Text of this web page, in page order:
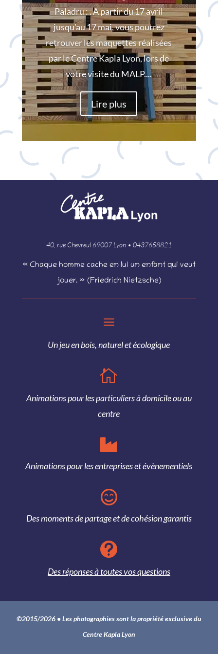
Paladru : . A partir du 17 avril
jusqu'au 17 mai, vous pourrez
retrouver les maquettes réalisées
par le Centre Kapla Lyon, lors de
votre visite du MALP....
Lire plus
40, rue Chevreul 69007 Lyon • 0437658821
« Chaque homme cache en lui un enfant qui veut
jouer. » (Friedrich Nietzsche)
a
Un jeu en bois, naturel et écologique

Animations pour les particuliers à domicile ou au
centre

Animations pour les entreprises et évènementiels

Des moments de partage et de cohésion garantis

Des réponses à toutes vos questions
©2015/2026 • Les photographies sont la propriété exclusive du
Centre Kapla Lyon